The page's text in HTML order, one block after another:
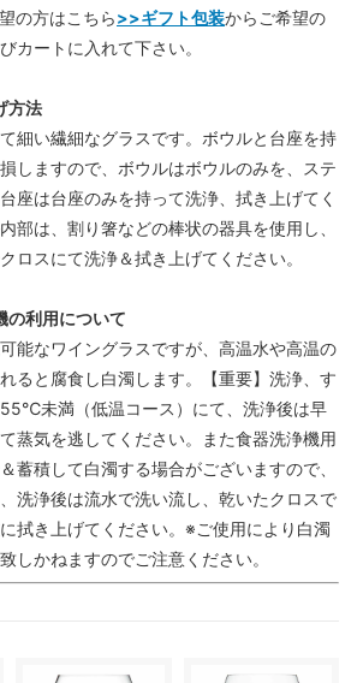
の方はこちら>>ギフト包装からご希望の
カートに入れて下さい。
方法
細い繊細なグラスです。ボウルと台座を持
しますので、ボウルはボウルのみを、ステ
座は台座のみを持って洗浄、拭き上げてく
部は、割り箸などの棒状の器具を使用し、
ロスにて洗浄＆拭き上げてください。
の利用について
能なワイングラスですが、高温水や高温の
ると腐食し白濁します。【重要】洗浄、す
未満（低温コース）にて、洗浄後は早
蒸気を逃してください。また食器洗浄機用
蓄積して白濁する場合がございますので、
洗浄後は流水で洗い流し、乾いたクロスで
拭き上げてください。※ご使用により白濁
しかねますのでご注意ください。